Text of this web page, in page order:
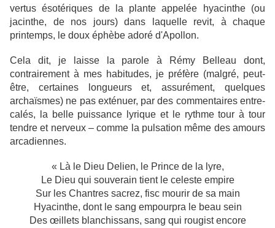
vertus ésotériques de la plante appelée hyacinthe (ou
jacinthe, de nos jours) dans laquelle revit, à chaque
printemps, le doux éphèbe adoré d'Apollon.
Cela dit, je laisse la parole à Rémy Belleau dont,
contrairement à mes habitudes, je préfère (malgré, peut-
être, certaines longueurs et, assurément, quelques
archaïsmes) ne pas exténuer, par des commentaires entre-
calés, la belle puissance lyrique et le rythme tour à tour
tendre et nerveux – comme la pulsation même des amours
arcadiennes.
« Là le Dieu Delien, le Prince de la lyre,
Le Dieu qui souverain tient le celeste empire
Sur les Chantres sacrez, fisc mourir de sa main
Hyacinthe, dont le sang empourpra le beau sein
Des œillets blanchissans, sang qui rougist encore